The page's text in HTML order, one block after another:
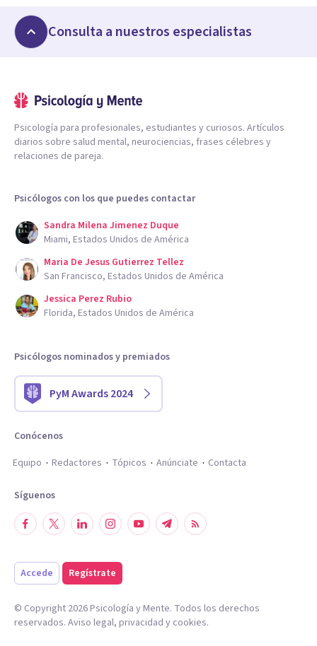
Consulta a nuestros especialistas
Psicología para profesionales, estudiantes y curiosos. Artículos
diarios sobre salud mental, neurociencias, frases célebres y
relaciones de pareja.
Psicólogos con los que puedes contactar
Sandra Milena Jimenez Duque
Miami, Estados Unidos de América
Maria De Jesus Gutierrez Tellez
San Francisco, Estados Unidos de América
Jessica Perez Rubio
Florida, Estados Unidos de América
Psicólogos nominados y premiados
PyM Awards 2024
Conócenos
Equipo
Redactores Tópicos Anúnciate Contacta
Síguenos
Accede Regístrate
© Copyright 2026Psicología y Mente. Todos los derechos
reservados. Aviso legal, privacidad y cookies.